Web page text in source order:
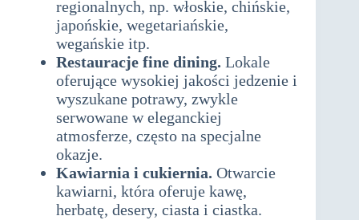
regionalnych, np. włoskie, chińskie,
japońskie, wegetariańskie,
wegańskie itp.
Restauracje fine dining. Lokale
oferujące wysokiej jakości jedzenie i
wyszukane potrawy, zwykle
serwowane w eleganckiej
atmosferze, często na specjalne
okazje.
Kawiarnia i cukiernia. Otwarcie
kawiarni, która oferuje kawę,
herbatę, desery, ciasta i ciastka.